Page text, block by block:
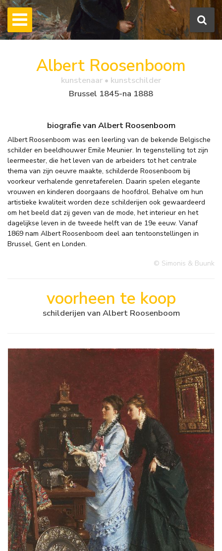
Albert Roosenboom
kunstenaar • kunstschilder
Brussel 1845-na 1888
biografie van Albert Roosenboom
Albert Roosenboom was een leerling van de bekende Belgische
schilder en beeldhouwer Emile Meunier. In tegenstelling tot zijn
leermeester, die het leven van de arbeiders tot het centrale
thema van zijn oeuvre maakte, schilderde Roosenboom bij
voorkeur verhalende genretaferelen. Daarin spelen elegante
vrouwen en kinderen doorgaans de hoofdrol. Behalve om hun
artistieke kwaliteit worden deze schilderijen ook gewaardeerd
om het beeld dat zij geven van de mode, het interieur en het
dagelijkse leven in de tweede helft van de 19e eeuw. Vanaf
1869 nam Albert Roosenboom deel aan tentoonstellingen in
Brussel, Gent en Londen.
© Simonis & Buunk
voorheen te koop
schilderijen van Albert Roosenboom